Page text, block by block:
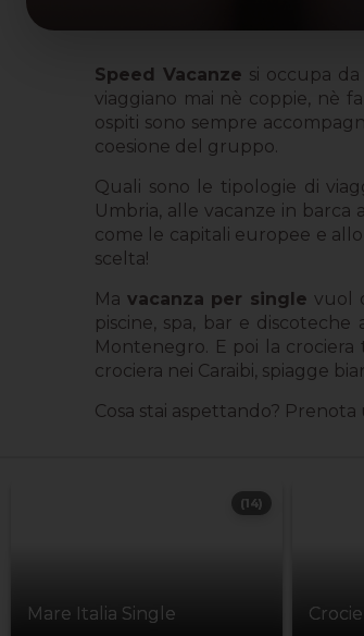
Speed Vacanze si occupa
viaggiano mai nè coppie, nè
ospiti sono sempre
coesione del gruppo.
Quali sono le tipologie di
Umbria, alle vacanze in
come le capitali europee e
scelta!
Ma vacanza per singlevuol
piscine, spa, bar e
Montenegro. E poi la
crociera nei Caraibi, spiagge
Cosa stai aspettando?
Mare Italia Single
(14)